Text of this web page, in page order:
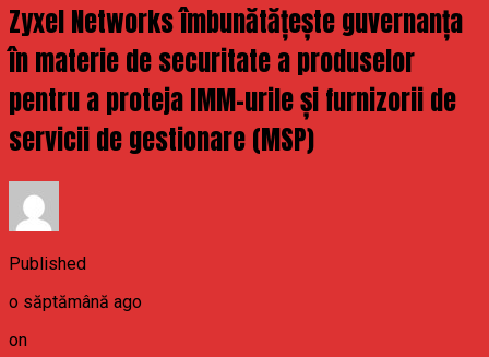
Zyxel Networks îmbunătățește guvernanța
în materie de securitate a produselor
pentru a proteja IMM-urile și furnizorii de
servicii de gestionare (MSP)
Published
o săptămână ago
on